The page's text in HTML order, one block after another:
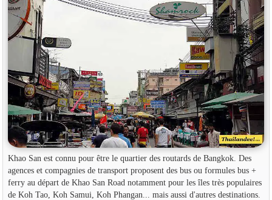
Khao San est connu pour être le quartier des routards de Bangkok. Des
agences et compagnies de transport proposent des bus ou formules bus +
ferry au départ de Khao San Road notamment pour les îles très populaires
de Koh Tao, Koh Samui, Koh Phangan... mais aussi d'autres destinations.